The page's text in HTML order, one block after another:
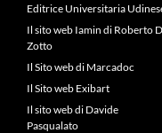
Editrice Universitaria
Il sito web Iamin di Roberto
Zotto
Il Sito web di Marcadoc
Il Sito web Exibart
Il sito web di Davide
Pasqualato